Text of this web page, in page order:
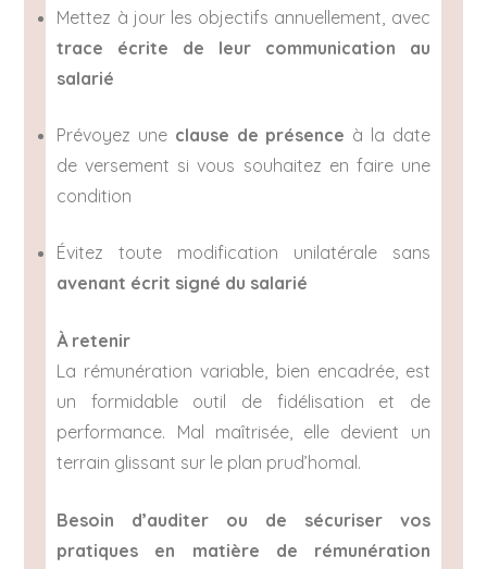
Mettez à jour les objectifs annuellement, avec
trace écrite de leur communication au
salarié
Prévoyez une clause de présence à la date
de versement si vous souhaitez en faire une
condition
Évitez toute modification unilatérale sans
avenant écrit signé du salarié
À retenir
La rémunération variable, bien encadrée, est
un formidable outil de fidélisation et de
performance. Mal maîtrisée, elle devient un
terrain glissant sur le plan prud’homal.
Besoin d’auditer ou de sécuriser vos
pratiques en matière de rémunération